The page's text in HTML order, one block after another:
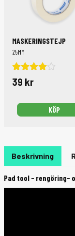
Beskrivning
Pad tool - rengöring-
MASKERINGSTEJP
25MM
39 kr
KÖP